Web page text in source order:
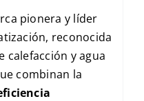
pionera y líder
reconocida
calefacción y agua
combinan la